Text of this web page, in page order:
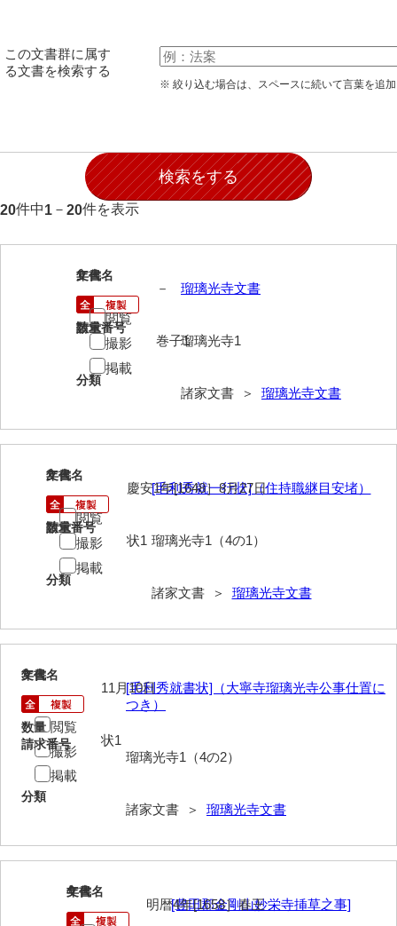
一宝家文書
伊藤家文書（須佐町）
伊藤家文書（宇部市）
井上一親文書
井上家文書（宇部市）
井上家文書（防府市）
井上家文書（徳山市）
井上勉家文書（大和町）
井下家文書（埼玉県）
今川家文書
入江九一文書
岩崎家文書（鹿野町）
上田家文書（横浜市）
上松氏収集文書
内田家文書（豊中市）
内田家文書（防府市）
この文書群に属す
る文書を検索する
※ 絞り込む場合は、スペースに続いて言葉を追
20件中1 － 20件を表示
1
文書名
瑠璃光寺文書
請求番号
瑠璃光寺1
分類
諸家文書 ＞ 瑠璃光寺文書
年代
－
数量
巻子1
閲覧
撮影
掲載
2
文書名
[毛利秀就一行状]（住持職継目安堵）
請求番号
瑠璃光寺1（4の1）
分類
諸家文書 ＞ 瑠璃光寺文書
年代
慶安1年[1648］8月27日
数量
状1
閲覧
撮影
掲載
3
文書名
[毛利秀就書状]（大寧寺瑠璃光寺公事仕置に
つき）
請求番号
瑠璃光寺1（4の2）
分類
諸家文書 ＞ 瑠璃光寺文書
年代
11月10日
数量
状1
閲覧
撮影
掲載
4
文書名
[豊田郡金剛山妙栄寺挿草之事]
年代
明暦4年[1658］春王